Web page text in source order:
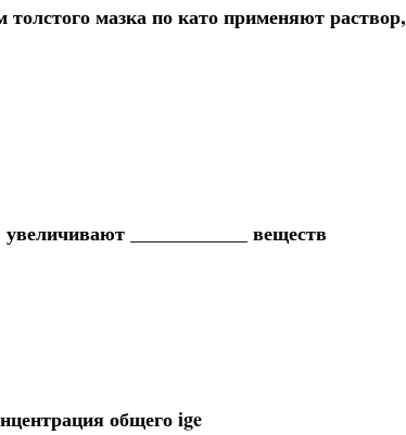
мазка по като применяют раствор,
____________ веществ
общего ige